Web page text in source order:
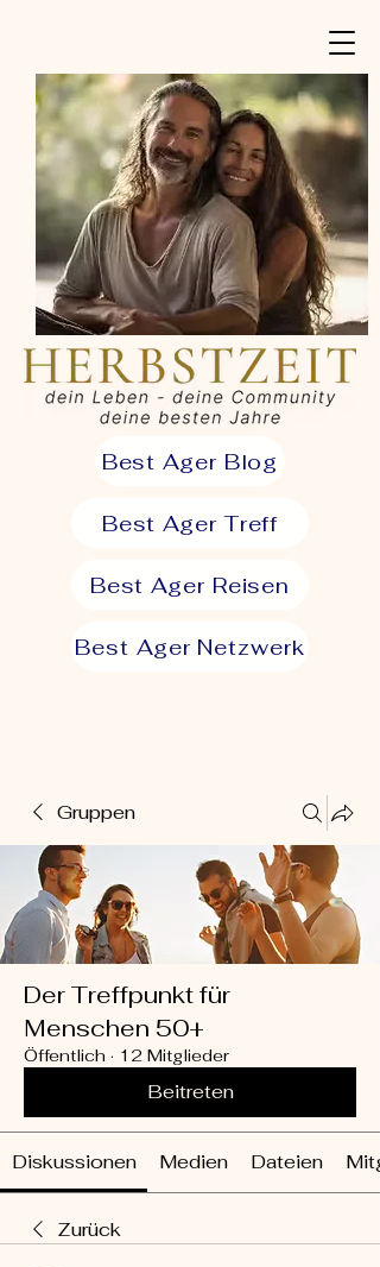
Best Ager Blog
Best Ager Treff
Best Ager Reisen
Best Ager Netzwerk
Gruppen
Der Treffpunkt für
Menschen 50+
Öffentlich · 12 Mitglieder
Beitreten
Diskussionen Medien Dateien
Zurück